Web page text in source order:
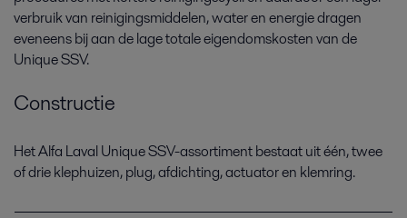
verbruik van reinigingsmiddelen, water en energie dragen
eveneens bij aan de lage totale eigendomskosten van de
Unique SSV.
Constructie
Het Alfa Laval Unique SSV-assortiment bestaat uit één, twee
of drie klephuizen, plug, afdichting, actuator en klemring.